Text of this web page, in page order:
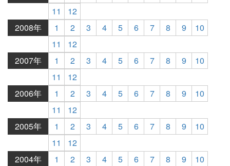
11
12
2008年
1 2 3 4 5 6 7 8 9
10
11
12
2007年
1 2 3 4 5 6 7 8 9
10
11
12
2006年
1 2 3 4 5 6 7 8 9
10
11
12
2005年
1 2 3 4 5 6 7 8 9
10
11
12
2004年
1 2 3 4 5 6 7 8 9
10